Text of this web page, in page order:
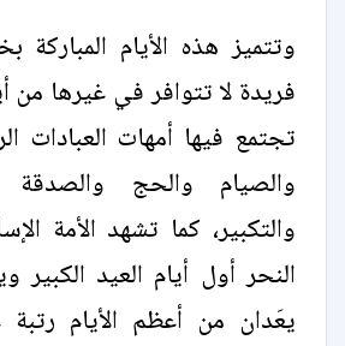
وتتميز هذه الأيام المباركة
فريدة لا تتوافر في غيرها من
تجتمع فيها أمهات العبادات
والصيام والحج
والتكبير، كما تشهد الأمة
النحر أول أيام العيد الكبير
يعَدان من أعظم الأيام رتبة